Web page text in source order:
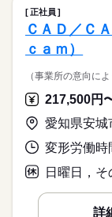
正社員
ＣＡＤ／Ｃ
ｃａｍ）
（事業所の意向に
愛知県安城
日曜日，そ
詳